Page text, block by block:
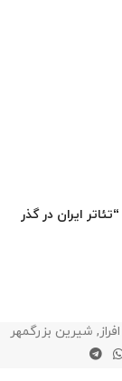
ایران در گذر
افراز, شیرین بزرگمهر